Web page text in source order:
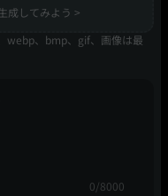
成してみよう >
webp、bmp、gif、画像は最
0/8000